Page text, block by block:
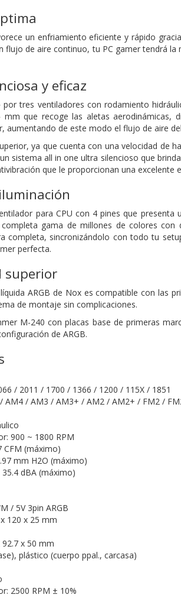
un enfriamiento eficiente y rápido
flujo de aire continuo, tu PC gamer tendrá
y eficaz
tres ventiladores con rodamiento
que recoge las aletas aerodinámicas,
aumentando de este modo el flujo de aire
ya que cuenta con una velocidad de
sistema all in one ultra silencioso que
que le proporcionan una excelente
para CPU con 4 pines que
gama de millones de colores
completa, sincronizándolo con todo tu
perfecta.
superior
ARGB de Nox es compatible con las
de montaje sin complicaciones.
M-240 con placas base de primeras
de ARGB.
/ 2011 / 1700 / 1366 / 1200 / 115X / 1851
AM4 / AM3 / AM3+ / AM2 / AM2+ / FM2 /
900 ~ 1800 RPM
CFM (máximo)
mm H2O (máximo)
dBA (máximo)
/ 5V 3pin ARGB
120 x 25 mm
x 50 mm
plástico (cuerpo ppal., carcasa)
2500 RPM ± 10%